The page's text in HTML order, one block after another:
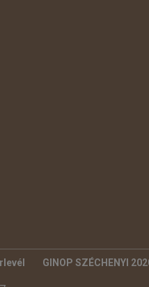
GINOP SZÉCHENYI